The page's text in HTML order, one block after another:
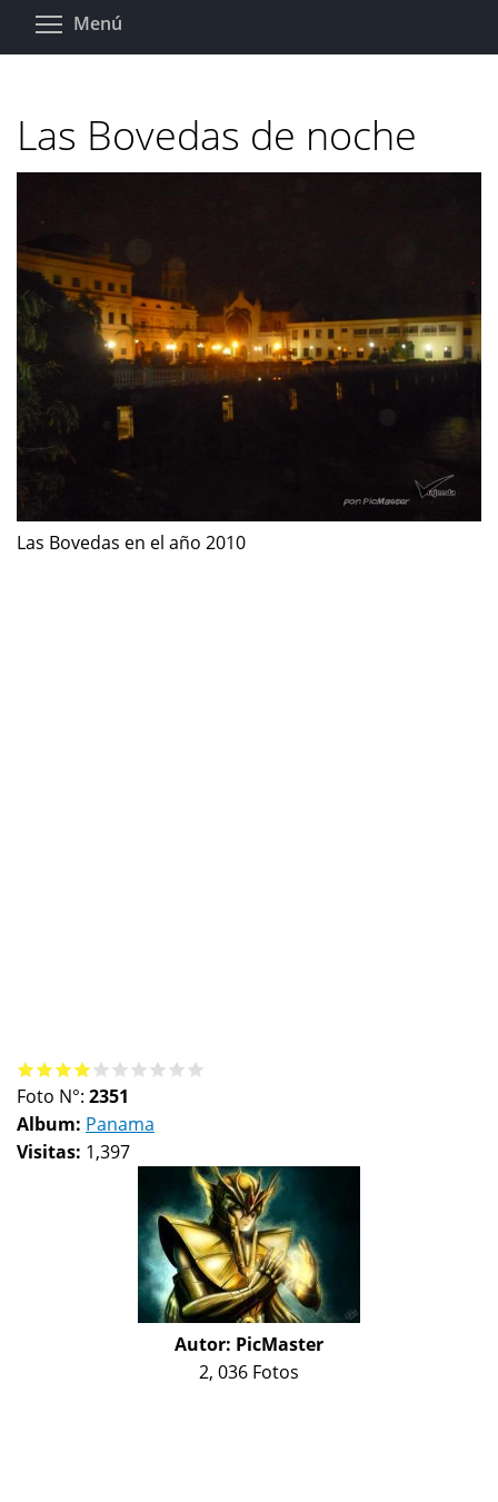
Pasar
Menú
Las Bovedas de noche
Las Bovedas en el año 2010
Foto N°: 2351
Album: Panama
Visitas: 1,397
Autor: PicMaster
2, 036 Fotos